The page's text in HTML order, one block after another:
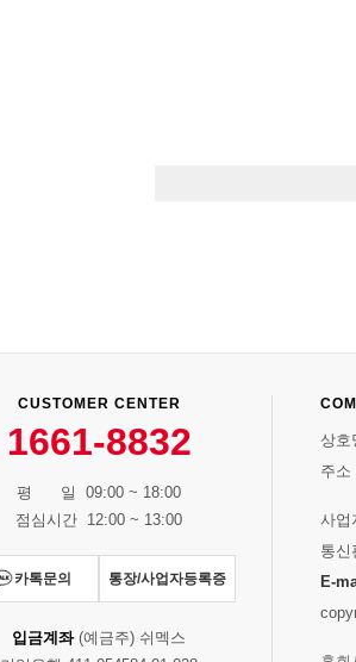
CUSTOMER CENTER
1661-8832
평 일 09:00 ~ 18:00
점심시간 12:00 ~ 13:00
카톡문의 통장/사업자등록증
입금계좌(예금주) 쉬멕스
상
주소
사업
통
E-